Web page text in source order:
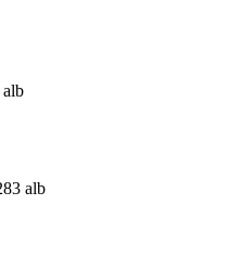
alb
alb